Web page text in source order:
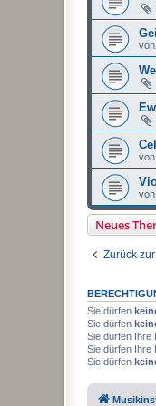
von
von
von
Neues
Zurück
Sie dürfen
Sie dürfen
Sie dürfen Ihre
Sie dürfen Ihre
Sie dürfen